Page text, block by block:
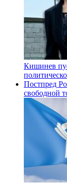
Кишинев
Постпред
свободной